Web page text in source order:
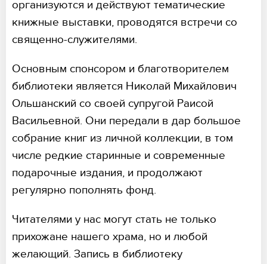
организуются и действуют тематические
книжные выставки, проводятся встречи со
священно-служителями.
Основным спонсором и благотворителем
библиотеки является Николай Михайлович
Ольшанский со своей супругой Раисой
Васильевной. Они передали в дар большое
собрание книг из личной коллекции, в том
числе редкие старинные и современные
подарочные издания, и продолжают
регулярно пополнять фонд.
Читателями у нас могут стать не только
прихожане нашего храма, но и любой
желающий. Запись в библиотеку